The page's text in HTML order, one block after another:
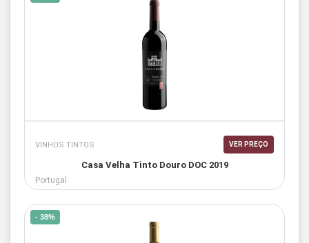
VINHOS TINTOS VER PREÇO
Casa Velha Tinto Douro DOC 2019
Portugal
- 38%